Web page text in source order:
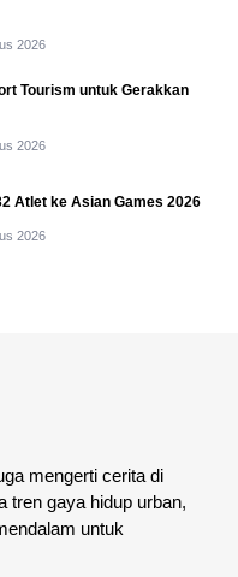
2026
Tourism untuk Gerakkan
2026
Atlet ke Asian Games 2026
2026
mengerti cerita di
tren gaya hidup urban,
untuk